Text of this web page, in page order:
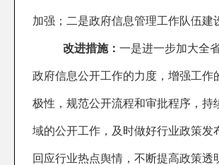
加强；二是政府信息管理工作队伍建
改进措施： 一是进一步加大全
政府信息公开工作的力度，增强工作
极性，规范公开流程和审批程序，持
域的公开工作，及时做好行业政策发
回应行业热点舆情，不断提高政策透